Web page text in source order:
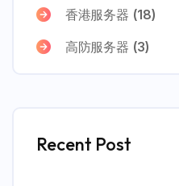
香港服务器 (18)
高防服务器 (3)
Recent Post